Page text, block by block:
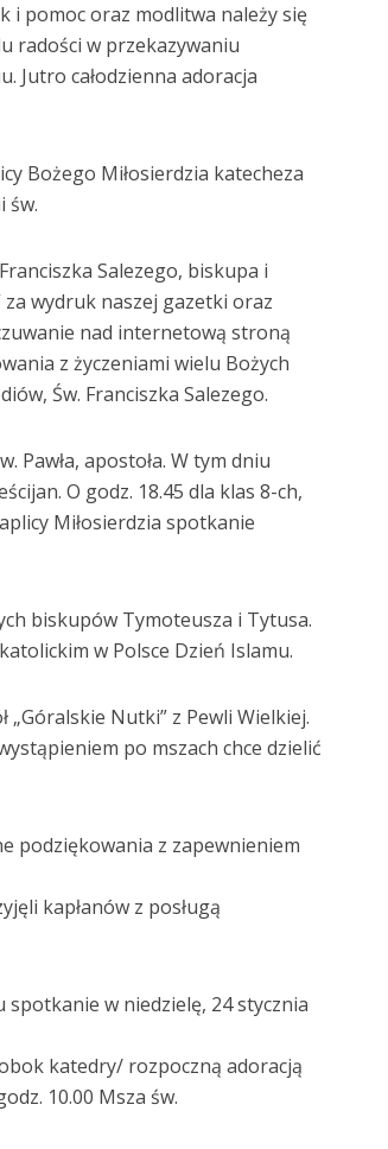
i pomoc oraz modlitwa należy się
radości w przekazywaniu
Jutro całodzienna adoracja
Bożego Miłosierdzia katecheza
św.
Salezego, biskupa i
za wydruk naszej gazetki oraz
nad internetową stroną
z życzeniami wielu Bożych
Św. Franciszka Salezego.
Pawła, apostoła. W tym dniu
O godz. 18.45 dla klas 8-ch,
Miłosierdzia spotkanie
biskupów Tymoteusza i Tytusa.
w Polsce Dzień Islamu.
„Góralskie Nutki” z Pewli Wielkiej.
po mszach chce dzielić
podziękowania z zapewnieniem
kapłanów z posługą
w niedzielę, 24 stycznia
katedry/ rozpoczną adoracją
10.00 Msza św.